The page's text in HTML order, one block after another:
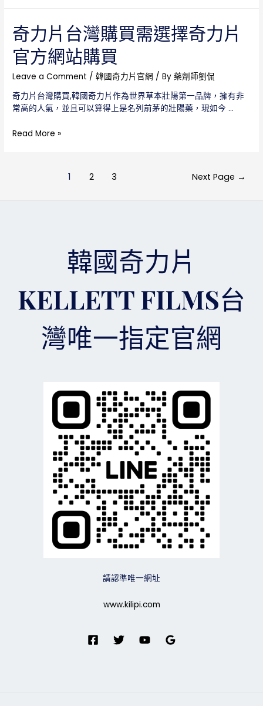
析
分
析
力
片
台
灣
總
理
讓
避
奇力片台灣購買需選擇奇力片
官方網站購買
Leave a Comment /韓國奇力片官網 / By藥劑師劉侃
奇力片台灣購買,韓國奇力片作為世界草本壯陽第一品牌，擁有非
常高的人氣，並且可以算得上是名列前茅的壯陽藥，現如今 …
奇
官
方
Read More »
1 2 3 Next Page →
韓國奇力片
KELLETT FILMS台
灣唯一指定官網
請認準唯一網址
www.kilipi.com